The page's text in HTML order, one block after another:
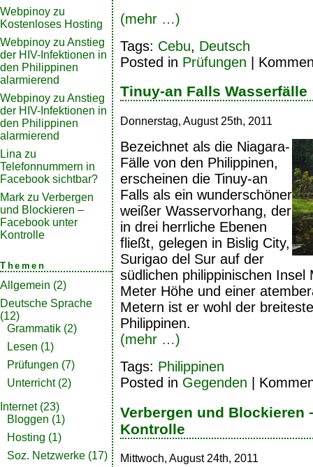
Webpinoy zu
Kostenloses Hosting
Webpinoy zu Anstieg
der HIV-Infektionen in
den Philippinen
alarmierend
Webpinoy zu Anstieg
der HIV-Infektionen in
den Philippinen
alarmierend
Lina zu
Telefonnummern in
Facebook sichtbar?
Mark zu Verbergen
und Blockieren –
Facebook unter
Kontrolle
Themen
Allgemein (2)
Deutsche Sprache
(12)
Grammatik (2)
Lesen (1)
Prüfungen (7)
Unterricht(2)
Internet(23)
Bloggen (1)
Hosting (1)
Soz. Netzwerke (17)
(mehr …)
Tags: Cebu, Deutsch
Posted in Prüfungen |
Tinuy-an Falls Wasserfälle
Donnerstag, August 25th, 2011
Bezeichnet als die Niagara-
Fälle von den Philippinen,
erscheinen die Tinuy-an
Falls als ein wunderschöner
weißer Wasservorhang, der
in drei herrliche Ebenen
fließt, gelegen in Bislig City,
Surigao del Sur auf der
südlichen philippinischen
Meter Höhe und einer
Metern ist er wohl der
Philippinen.
(mehr …)
Tags: Philippinen
Posted in Gegenden
Verbergen und Blockieren
Kontrolle
Mittwoch, August 24th, 2011